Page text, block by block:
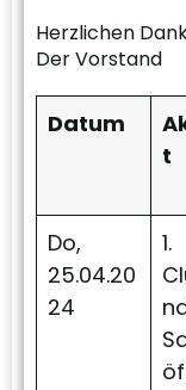
Herzlichen
Der Vorstand
Datum
t
Do,
25.04.20
24
1.